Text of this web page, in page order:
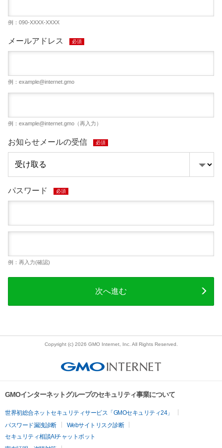
例：090-XXXX-XXXX
メールアドレス 必須
例： example@internet.gmo
例： example@internet.gmo （再入力）
お知らせメールの受信 必須
パスワード 必須
例：再入力(確認)
次へ進む
Copyright (c) 2026 GMO Internet, Inc. All Rights Reserved.
GMOインターネットグループのセキュリティ事業について
世界初総合ネットセキュリティサービス「GMOセキュリティ24」
パスワード漏洩診断
Webサイトリスク診断
セキュリティ相談AIチャットボット